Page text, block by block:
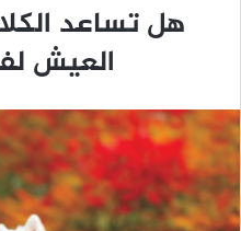
هل تساعد
العيش